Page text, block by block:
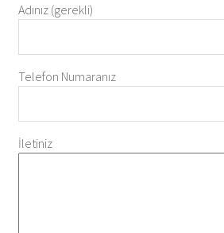
Adınız (gerekli)
Telefon Numaranız
İletiniz